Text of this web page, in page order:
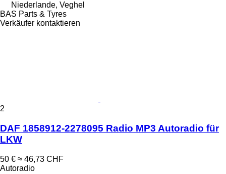
Niederlande, Veghel
BAS Parts & Tyres
Verkäufer kontaktieren
2
DAF 1858912-2278095 Radio MP3 Autoradio für
LKW
50 € ≈ 46,73 CHF
Autoradio